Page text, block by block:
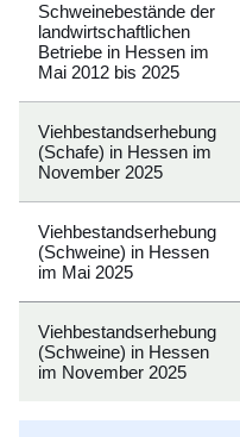
Schweinebestände der
landwirtschaftlichen
Betriebe in Hessen im
Mai 2012 bis 2025
Viehbestandserhebung
(Schafe) in Hessen im
November 2025
Viehbestandserhebung
(Schweine) in Hessen
im Mai 2025
Viehbestandserhebung
(Schweine) in Hessen
im November 2025